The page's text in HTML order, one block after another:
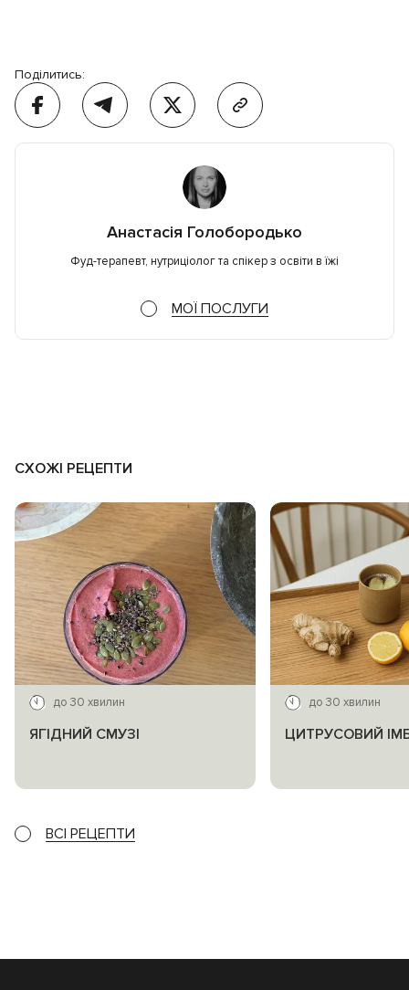
Поділитись:
Анастасія Голобородько
Фуд-терапевт, нутриціолог та спікер з освіти в їжі
МОЇ ПОСЛУГИ
СХОЖІ РЕЦЕПТИ
до 30 хвилин
ЯГІДНИЙ СМУЗІ
до 30 хвилин
ЦИТРУСОВИЙ
ВСІ РЕЦЕПТИ